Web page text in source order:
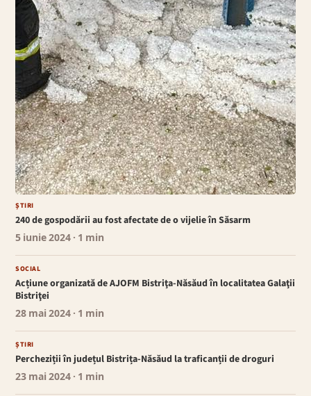
ȘTIRI
240 de gospodării au fost afectate de o vijelie în Săsarm
5 iunie 2024 · 1 min
SOCIAL
Acțiune organizată de AJOFM Bistriţa-Năsăud în localitatea Galaţii
Bistriţei
28 mai 2024 · 1 min
ȘTIRI
Percheziții în județul Bistrița-Năsăud la traficanții de droguri
23 mai 2024 · 1 min